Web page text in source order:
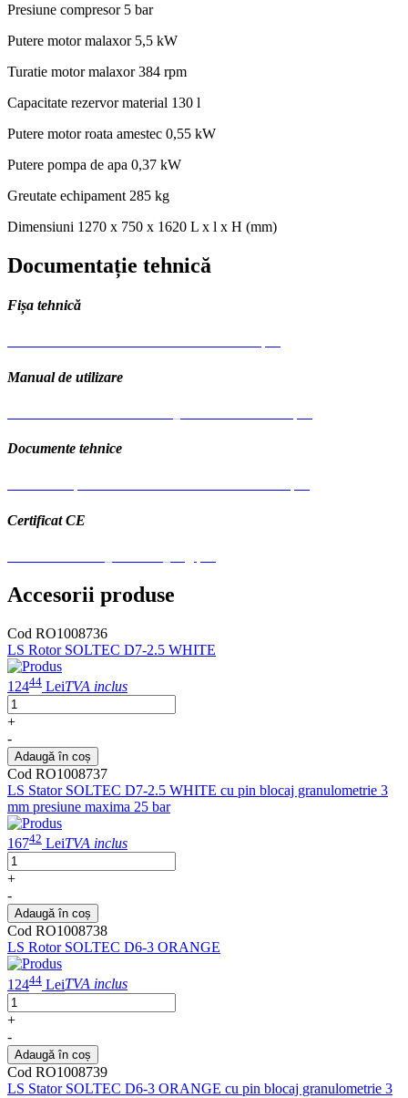
Presiune compresor 5 bar
Putere motor malaxor 5,5 kW
Turatie motor malaxor384 rpm
Capacitate rezervor material 130 l
Putere motor roata amestec 0,55 kW
Putere pompa de apa 0,37 kW
Greutate echipament 285 kg
Dimensiuni 1270 x 750 x 1620 L x l x H (mm)
Documentație tehnică
Fișa tehnică
Manual de utilizare
Documente tehnice
Certificat CE
Accesorii produse
Cod RO1008736
LS Rotor SOLTEC D7-2.5 WHITE
12444 LeiTVA inclus
+
-
Adaugă în coș
Cod RO1008737
LS Stator SOLTEC D7-2.5 WHITE cu pin blocaj granulometrie 3
mm presiune maxima 25 bar
16742 LeiTVA inclus
+
-
Adaugă în coș
Cod RO1008738
LS Rotor SOLTEC D6-3 ORANGE
12444 LeiTVA inclus
+
-
Adaugă în coș
Cod RO1008739
LS Stator SOLTEC D6-3 ORANGE cu pin blocaj granulometrie 3